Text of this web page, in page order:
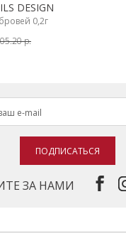
DESIGN
0,2г
р.
ЗА НАМИ
ПОДПИСАТЬСЯ